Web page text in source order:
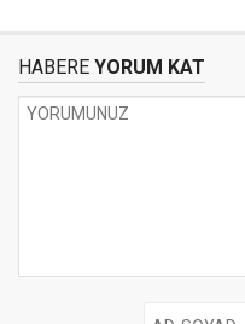
HABERE YORUM KAT